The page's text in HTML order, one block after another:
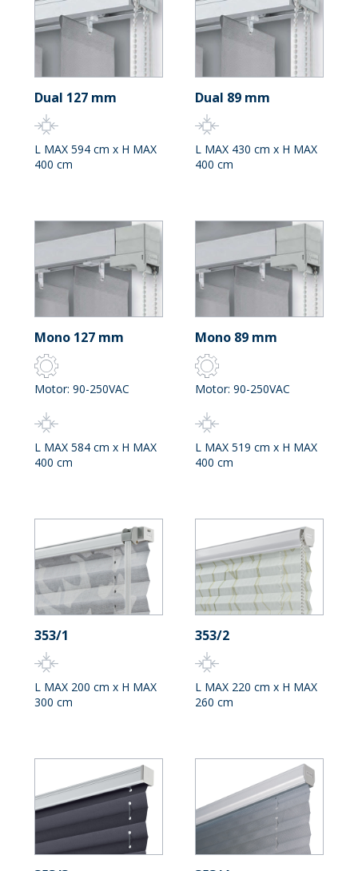
Dual 127 mm
L MAX 594 cm x H MAX
400 cm
Dual 89 mm
L MAX 430 cm x H MAX
400 cm
Mono 127 mm
Motor: 90-250VAC
L MAX 584 cm x H MAX
400 cm
Mono 89 mm
Motor: 90-250VAC
L MAX 519 cm x H MAX
400 cm
353/1
L MAX 200 cm x H MAX
300 cm
353/2
L MAX 220 cm x H MAX
260 cm